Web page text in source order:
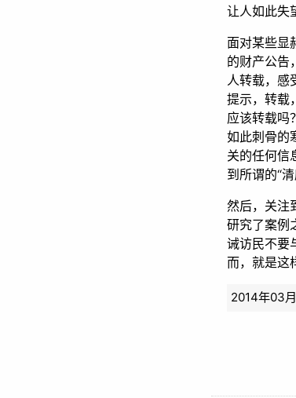
让人如此失
面对某些显
的财产公告
人转载，感
提示，转载
应该转载吗
如此刺骨的
关的任何信
到所谓的“
然后，关注
研究了案例
诫访民不要
而，就是这
2014年03